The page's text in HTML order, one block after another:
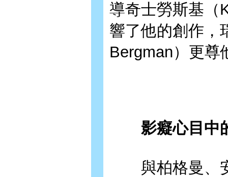
導奇士勞斯基（
響了他的創作，
Bergman）更尊
影癡心目中
與柏格曼、安